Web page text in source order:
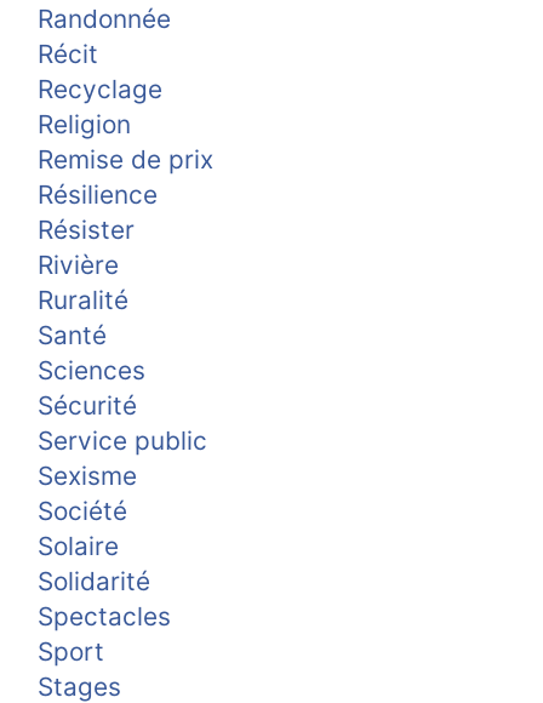
Randonnée
Récit
Recyclage
Religion
Remise de prix
Résilience
Résister
Rivière
Ruralité
Santé
Sciences
Sécurité
Service public
Sexisme
Société
Solaire
Solidarité
Spectacles
Sport
Stages